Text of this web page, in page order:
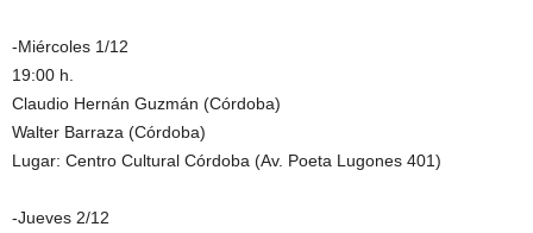
-Miércoles 1/12
19:00 h.
Claudio Hernán Guzmán (Córdoba)
Walter Barraza (Córdoba)
Lugar: Centro Cultural Córdoba (Av. Poeta Lugones 401)
-Jueves 2/12